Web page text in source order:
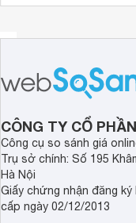
CÔNG TY CỔ
Công cụ so sánh giá
Trụ sở chính: Số 195
Hà Nội
Giấy chứng nhận đăng
cấp ngày 02/12/2013